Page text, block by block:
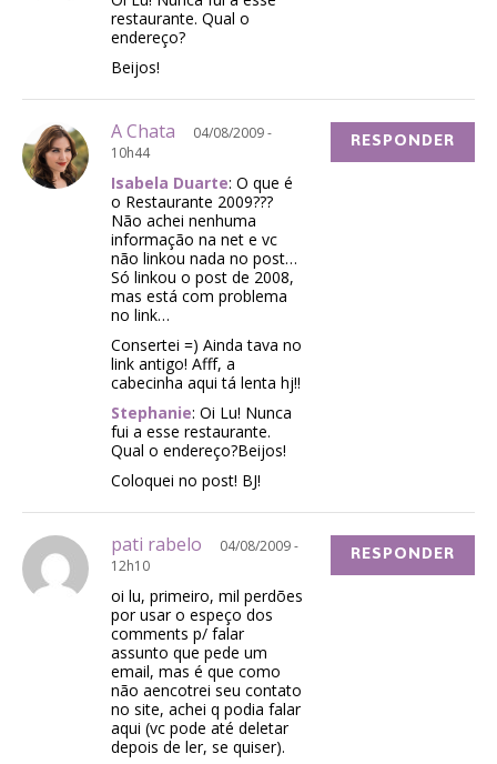
restaurante. Qual o
endereço?
Beijos!
A Chata
04/08/2009 -
10h44
Isabela Duarte: O que é
o Restaurante 2009???
Não achei nenhuma
informação na net e vc
não linkou nada no post…
Só linkou o post de 2008,
mas está com problema
no link…
Consertei =) Ainda tava no
link antigo! Afff, a
cabecinha aqui tá lenta hj!!
Stephanie: Oi Lu! Nunca
fui a esse restaurante.
Qual o endereço?Beijos!
Coloquei no post! BJ!
RESPONDER
pati rabelo
04/08/2009 -
12h10
oi lu, primeiro, mil perdões
por usar o espeço dos
comments p/ falar
assunto que pede um
email, mas é que como
não aencotrei seu contato
no site, achei q podia falar
aqui (vc pode até deletar
depois de ler, se quiser).
RESPONDER